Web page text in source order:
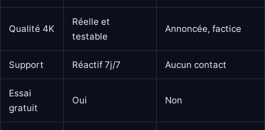
Qualité 4K
Réelle et
testable
Annoncée, factice
Support Réactif 7j/7 Aucun contact
Essai
gratuit
Oui Non